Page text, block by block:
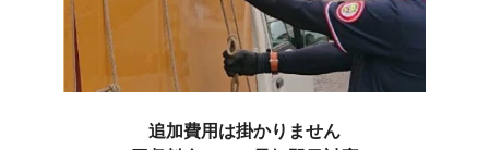
追加費用は掛かりません